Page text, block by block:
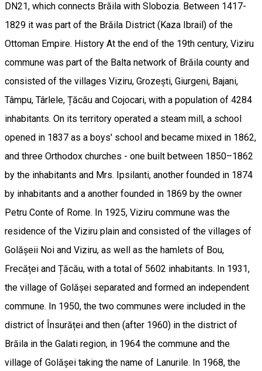
DN21, which connects Brăila with Slobozia. Between 1417-
1829 it was part of the Brăila District (Kaza Ibrail) of the
Ottoman Empire. History At the end of the 19th century, Viziru
commune was part of the Balta network of Brăila county and
consisted of the villages Viziru, Grozești, Giurgeni, Bajani,
Tâmpu, Târlele, Țăcău and Cojocari, with a population of 4284
inhabitants. On its territory operated a steam mill, a school
opened in 1837 as a boys' school and became mixed in 1862,
and three Orthodox churches - one built between 1850–1862
by the inhabitants and Mrs. Ipsilanti, another founded in 1874
by inhabitants and a another founded in 1869 by the owner
Petru Conte of Rome. In 1925, Viziru commune was the
residence of the Viziru plain and consisted of the villages of
Golășeii Noi and Viziru, as well as the hamlets of Bou,
Frecăței and Țăcău, with a total of 5602 inhabitants. In 1931,
the village of Golășei separated and formed an independent
commune. In 1950, the two communes were included in the
district of Însurăței and then (after 1960) in the district of
Brăila in the Galati region, in 1964 the commune and the
village of Golășei taking the name of Lanurile. In 1968, the